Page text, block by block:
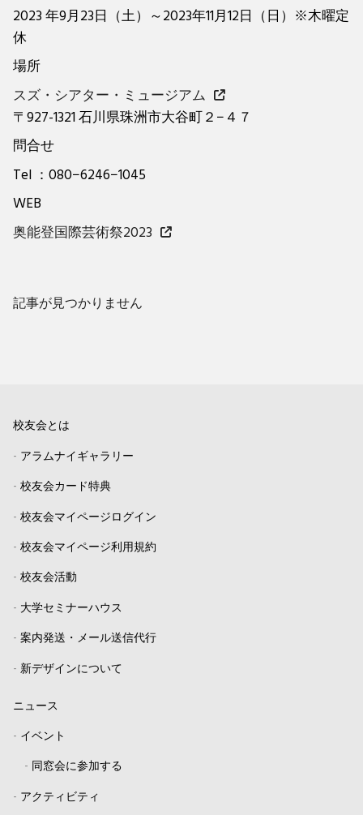
2023 年9月23日（土）～2023年11月12日（日）※木曜定
休
場所
スズ・シアター・ミュージアム
〒927-1321 石川県珠洲市大谷町２−４７
問合せ
Tel ：080−6246−1045
WEB
奥能登国際芸術祭2023
記事が見つかりません
校友会とは
- アラムナイギャラリー
- 校友会カード特典
- 校友会マイページログイン
- 校友会マイページ利用規約
- 校友会活動
- 大学セミナーハウス
- 案内発送・メール送信代行
- 新デザインについて
ニュース
- イベント
- 同窓会に参加する
- アクティビティ